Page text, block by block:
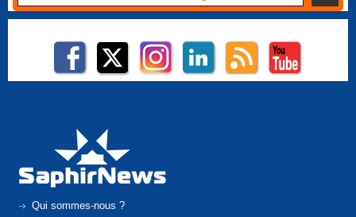
Qui sommes-nous ?